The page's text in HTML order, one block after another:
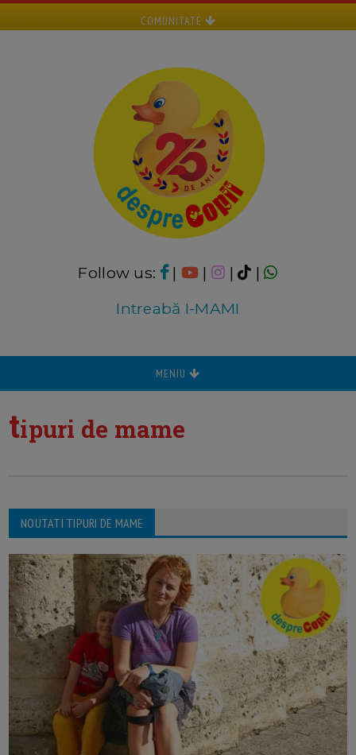
COMUNITATE
Follow us: | | |
|
Intreabă I-MAMI
MENIU
tipuri de mame
NOUTATI TIPURI DE MAME